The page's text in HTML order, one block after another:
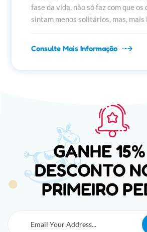
fase da vida, não só faz com que os
sintam menos solitários, mas,
Consulte Mais Informação
GANHE
DESCONTO
PRIMEIRO